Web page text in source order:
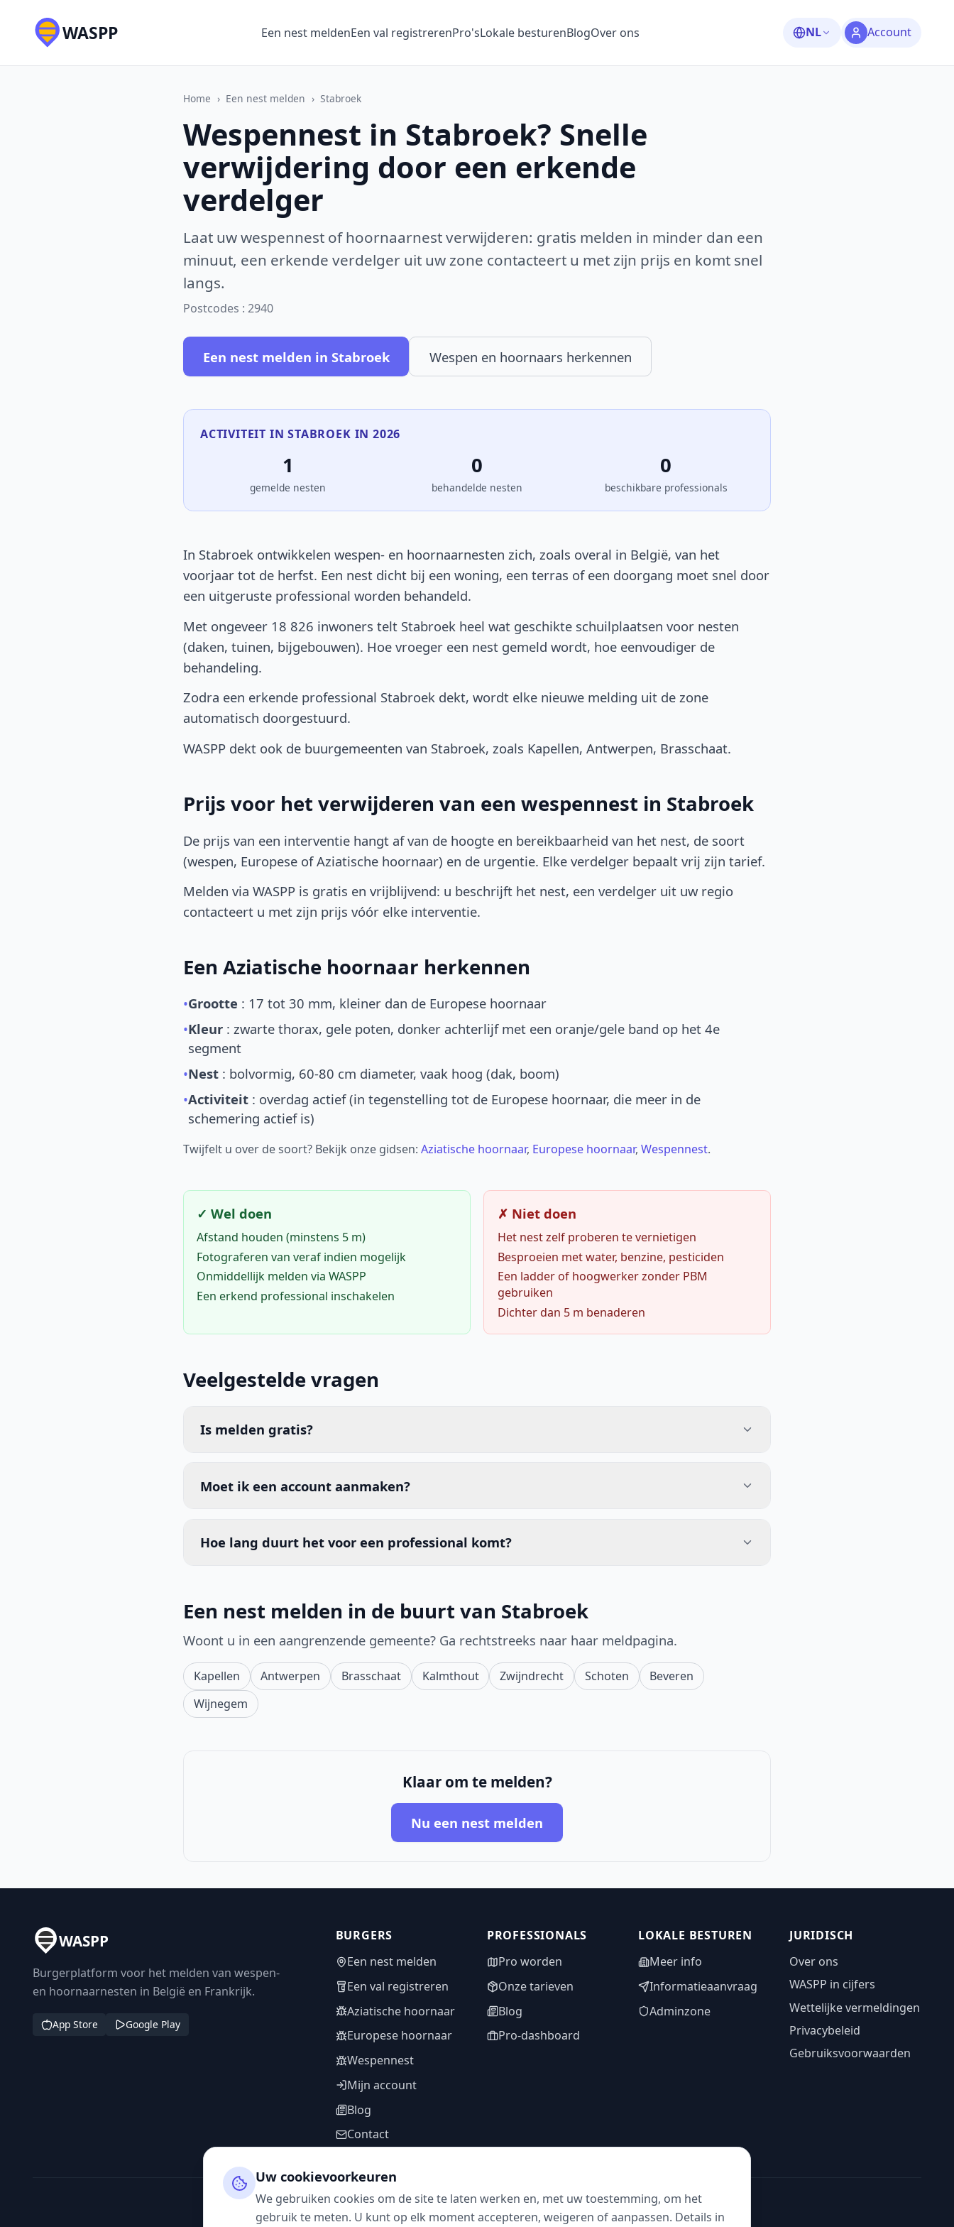
WASPP Een nest meldenEen val registrerenPro'sLokale besturenBlogOver ons NL Account
Home › Een nest melden › Stabroek
Wespennest in Stabroek? Snelle
verwijdering door een erkende
verdelger
Laat uw wespennest of hoornaarnest verwijderen: gratis melden in minder dan een
minuut, een erkende verdelger uit uw zone contacteert u met zijn prijs en komt snel
langs.
Postcodes : 2940
Een nest melden in Stabroek Wespen en hoornaars herkennen
ACTIVITEIT IN STABROEK IN 2026
1
gemelde nesten
0
behandelde nesten
0
beschikbare professionals
In Stabroek ontwikkelen wespen- en hoornaarnesten zich, zoals overal in België, van het
voorjaar tot de herfst. Een nest dicht bij een woning, een terras of een doorgang moet snel door
een uitgeruste professional worden behandeld.
Met ongeveer 18 826 inwoners telt Stabroek heel wat geschikte schuilplaatsen voor nesten
(daken, tuinen, bijgebouwen). Hoe vroeger een nest gemeld wordt, hoe eenvoudiger de
behandeling.
Zodra een erkende professional Stabroek dekt, wordt elke nieuwe melding uit de zone
automatisch doorgestuurd.
WASPP dekt ook de buurgemeenten van Stabroek, zoals Kapellen, Antwerpen, Brasschaat.
Prijs voor het verwijderen van een wespennest in Stabroek
De prijs van een interventie hangt af van de hoogte en bereikbaarheid van het nest, de soort
(wespen, Europese of Aziatische hoornaar) en de urgentie. Elke verdelger bepaalt vrij zijn tarief.
Melden via WASPP is gratis en vrijblijvend: u beschrijft het nest, een verdelger uit uw regio
contacteert u met zijn prijs vóór elke interventie.
Een Aziatische hoornaar herkennen
•Grootte : 17 tot 30 mm, kleiner dan de Europese hoornaar
•Kleur : zwarte thorax, gele poten, donker achterlijf met een oranje/gele band op het 4e
segment
•Nest : bolvormig, 60-80 cm diameter, vaak hoog (dak, boom)
•Activiteit : overdag actief (in tegenstelling tot de Europese hoornaar, die meer in de
schemering actief is)
Twijfelt u over de soort? Bekijk onze gidsen: Aziatische hoornaar, Europese hoornaar, Wespennest.
✓ Wel doen
Afstand houden (minstens 5 m)
Fotograferen van veraf indien mogelijk
Onmiddellijk melden via WASPP
Een erkend professional inschakelen
✗ Niet doen
Het nest zelf proberen te vernietigen
Besproeien met water, benzine, pesticiden
Een ladder of hoogwerker zonder PBM
gebruiken
Dichter dan 5 m benaderen
Veelgestelde vragen
Is melden gratis?
Moet ik een account aanmaken?
Hoe lang duurt het voor een professional komt?
Een nest melden in de buurt van Stabroek
Woont u in een aangrenzende gemeente? Ga rechtstreeks naar haar meldpagina.
Kapellen Antwerpen Brasschaat Kalmthout Zwijndrecht Schoten
Beveren
Wijnegem
Klaar om te melden?
Nu een nest melden
WASPP
Burgerplatform voor het melden van wespen-
en hoornaarnesten in België en Frankrijk.
App Store Google Play
BURGERS
Een nest melden
Een val registreren
Aziatische hoornaar
Europese hoornaar
Wespennest
Mijn account
Blog
Contact
PROFESSIONALS
Pro worden
Onze tarieven
Blog
Pro-dashboard
LOKALE BESTUREN
Meer info
Informatieaanvraag
Adminzone
JURIDISCH
Over ons
WASPP in cijfers
Wettelijke vermeldingen
Privacybeleid
Gebruiksvoorwaarden
VOLG ONS
Uw cookievoorkeuren
We gebruiken cookies om de site te laten werken en, met uw toestemming, om het
gebruik te meten. U kunt op elk moment accepteren, weigeren of aanpassen. Details in